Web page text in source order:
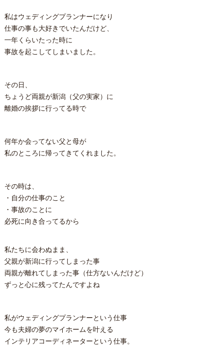
私はウェディングプランナーになり
仕事の事も大好きでいたんだけど、
一年くらいたった時に
事故を起こしてしまいました。
その日、
ちょうど両親が新潟（父の実家）に
離婚の挨拶に行ってる時で
何年か会ってない父と母が
私のところに帰ってきてくれました。
その時は、
・自分の仕事のこと
・事故のことに
必死に向き合ってるから
私たちに会わぬまま、
父親が新潟に行ってしまった事
両親が離れてしまった事（仕方ないんだけど）
ずっと心に残ってたんですよね
私がウェディングプランナーという仕事
今も夫婦の夢のマイホームを叶える
インテリアコーディネーターという仕事。